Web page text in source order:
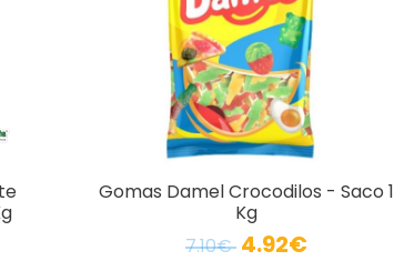
Gomas Damel Crocodilos - Saco 1
Kg
7.10€ 4.92€